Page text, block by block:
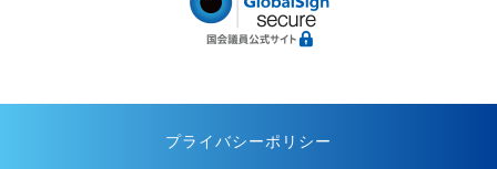
プライバシーポリシー